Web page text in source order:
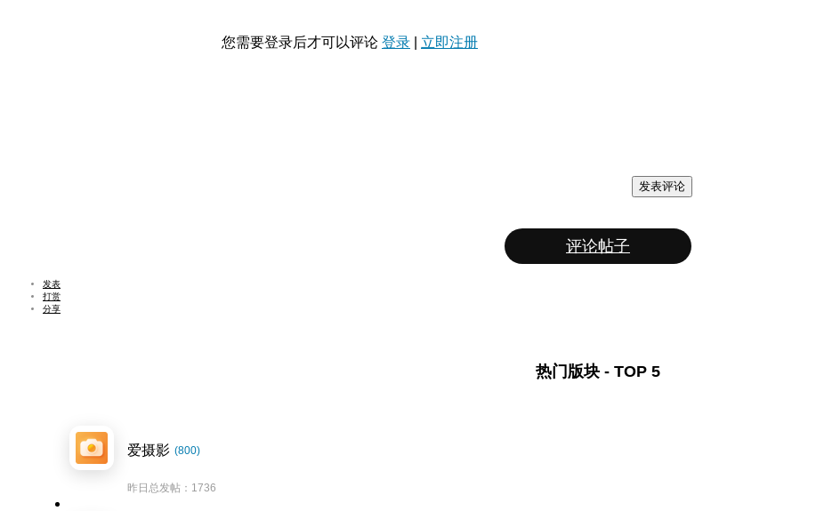
您需要登录后才可以评论 登录 立即注册
发表评论
评论帖子
发表
打赏
分享
热门版块 - TOP 5
爱摄影 (800)
昨日总发帖：1736